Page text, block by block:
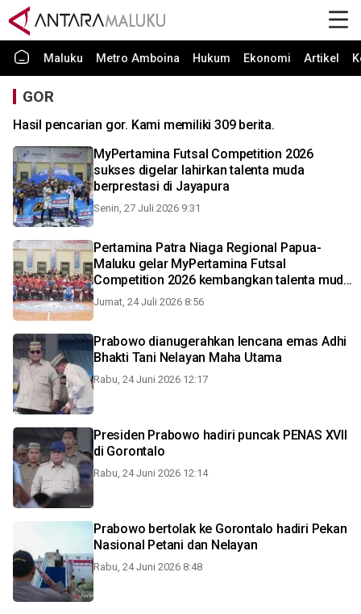
Maluku Metro Amboina Hukum Ekonomi Artikel
GOR
Hasil pencarian gor. Kami memiliki 309 berita.
MyPertamina Futsal Competition 2026
sukses digelar lahirkan talenta muda
berprestasi di Jayapura
Senin, 27 Juli 2026 9:31
Pertamina Patra Niaga Regional Papua-
Maluku gelar MyPertamina Futsal
Competition 2026 kembangkan talenta muda
Papua
Jumat, 24 Juli 2026 8:56
Prabowo dianugerahkan lencana emas Adhi
Bhakti Tani Nelayan Maha Utama
Rabu, 24 Juni 2026 12:17
Presiden Prabowo hadiri puncak PENAS XVII
di Gorontalo
Rabu, 24 Juni 2026 12:14
Prabowo bertolak ke Gorontalo hadiri Pekan
Nasional Petani dan Nelayan
Rabu, 24 Juni 2026 8:48